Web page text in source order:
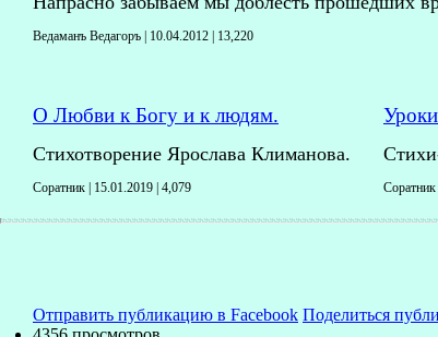
Ведаманъ Ведагоръ | 10.04.2012 | 13,220
О Любви к Богу и к людям.
Стихотворение Ярослава Климанова.
Соратник | 15.01.2019 | 4,079 Соратник
Отправить публикацию в Facebook Поделиться